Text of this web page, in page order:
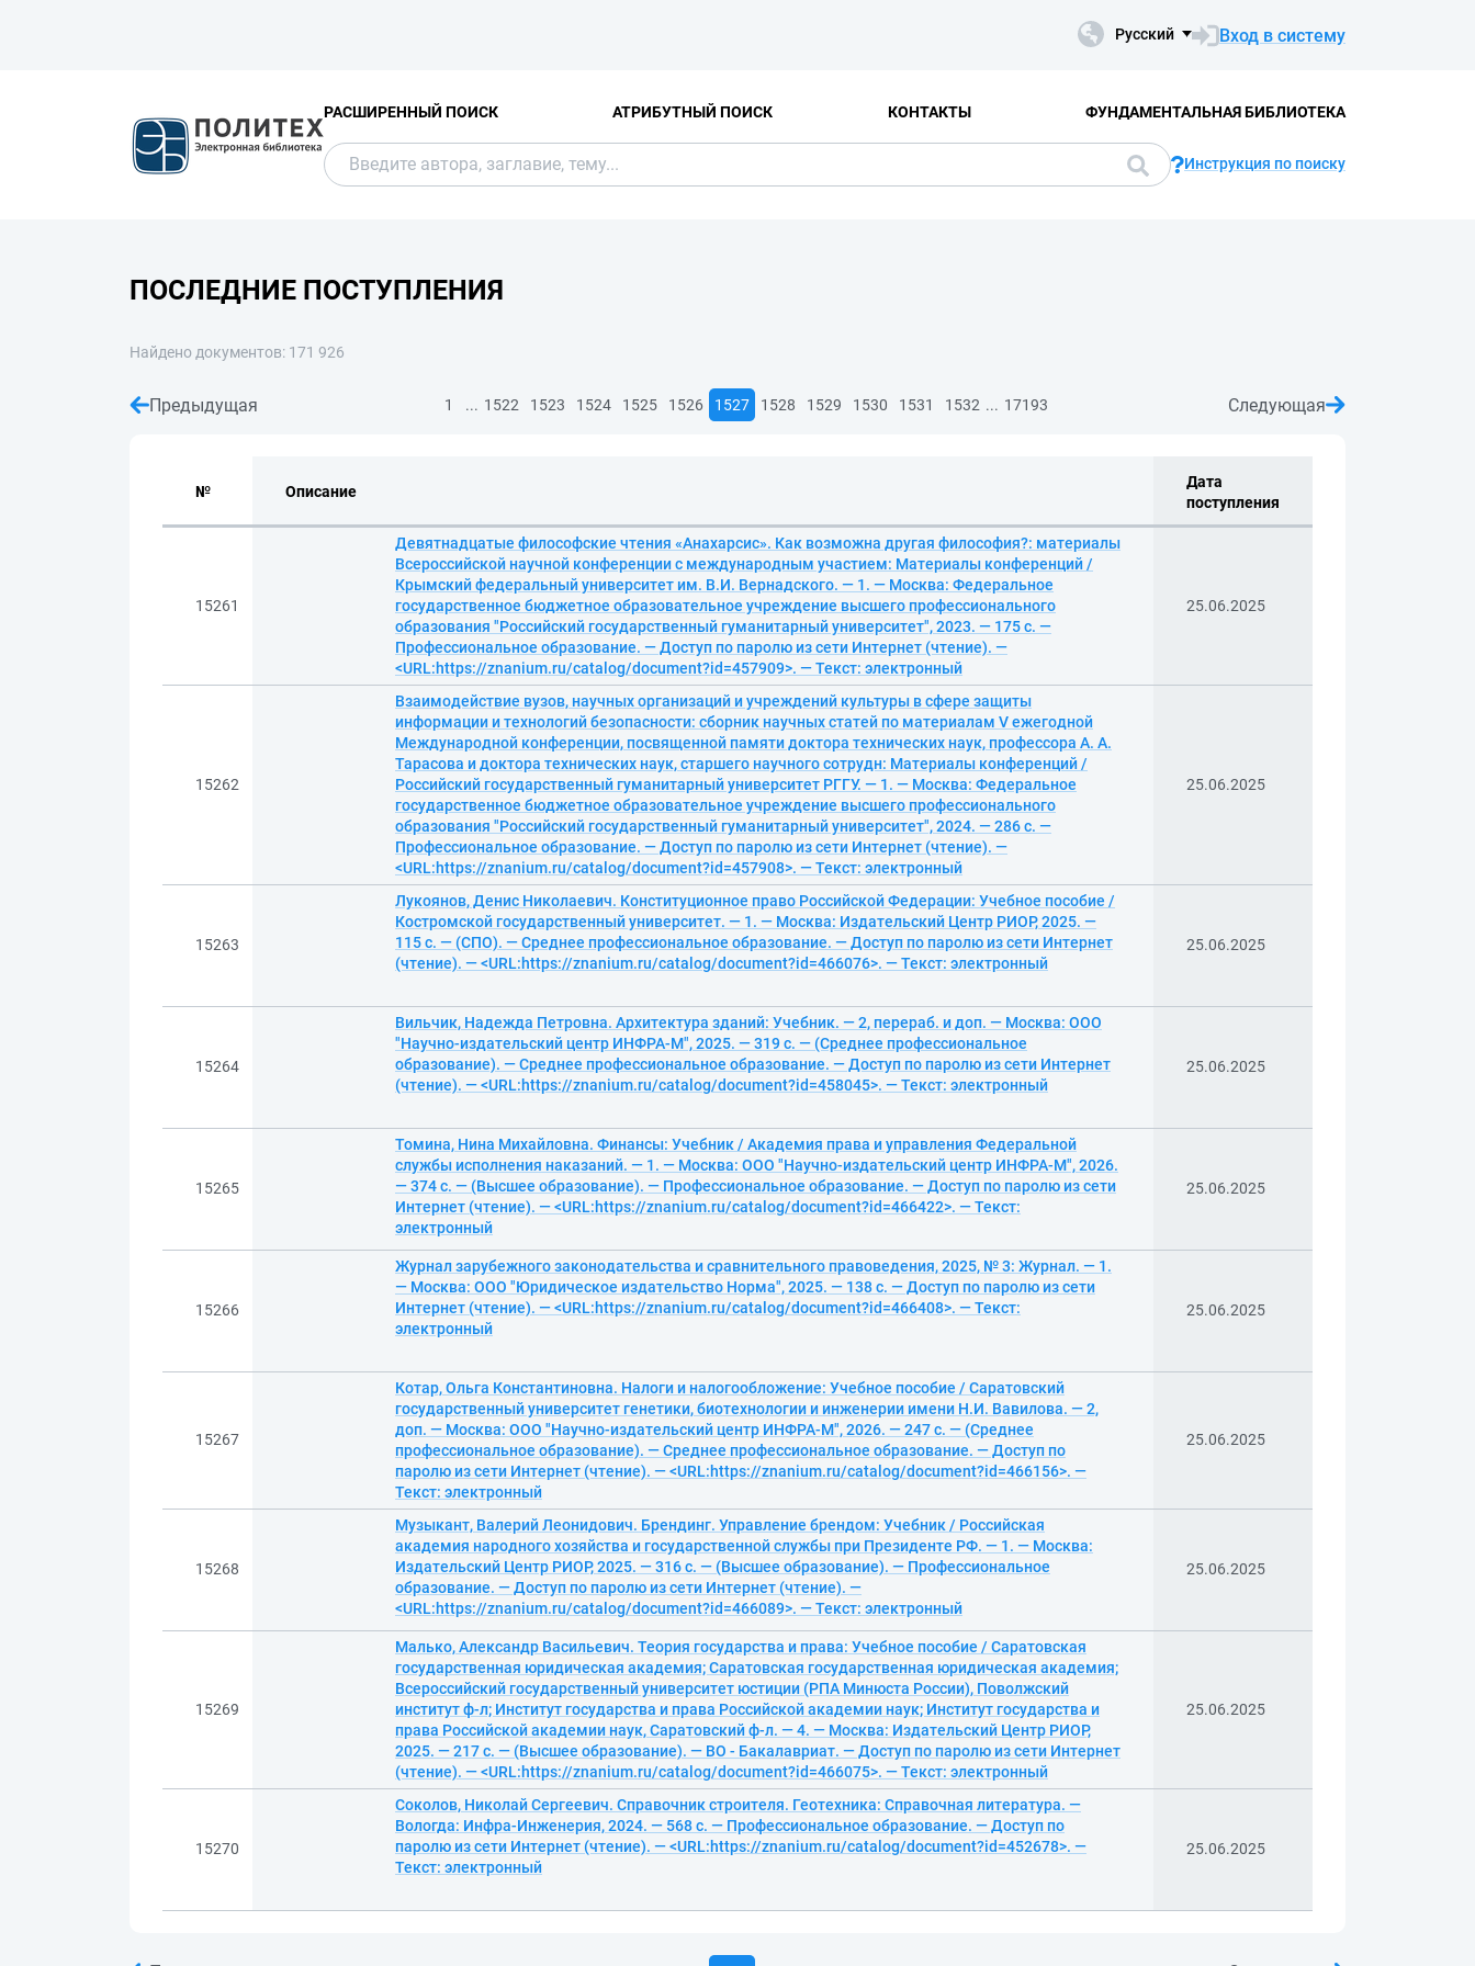
Русский Вход в систему
РАСШИРЕННЫЙ ПОИСК АТРИБУТНЫЙ ПОИСК КОНТАКТЫ ФУНДАМЕНТАЛЬНАЯ БИБЛИОТЕКА
Инструкция по поиску
ПОСЛЕДНИЕ ПОСТУПЛЕНИЯ
Найдено документов: 171 926
Предыдущая 1 ... 1522 1523 1524 1525 1526 1527 1528 1529 1530 1531 1532 ... 17193 Следующая
№ Описание
Дата
поступления
15261
Девятнадцатые философские чтения «Анахарсис». Как возможна другая философия?: материалы
Всероссийской научной конференции с международным участием: Материалы конференций /
Крымский федеральный университет им. В.И. Вернадского. — 1. — Москва: Федеральное
государственное бюджетное образовательное учреждение высшего профессионального
образования "Российский государственный гуманитарный университет", 2023. — 175 с. —
Профессиональное образование. — Доступ по паролю из сети Интернет (чтение). —
<URL:https://znanium.ru/catalog/document?id=457909>. — Текст: электронный
25.06.2025
15262
Взаимодействие вузов, научных организаций и учреждений культуры в сфере защиты
информации и технологий безопасности: сборник научных статей по материалам V ежегодной
Международной конференции, посвященной памяти доктора технических наук, профессора А. А.
Тарасова и доктора технических наук, старшего научного сотрудн: Материалы конференций /
Российский государственный гуманитарный университет РГГУ. — 1. — Москва: Федеральное
государственное бюджетное образовательное учреждение высшего профессионального
образования "Российский государственный гуманитарный университет", 2024. — 286 с. —
Профессиональное образование. — Доступ по паролю из сети Интернет (чтение). —
<URL:https://znanium.ru/catalog/document?id=457908>. — Текст: электронный
25.06.2025
15263
Лукоянов, Денис Николаевич. Конституционное право Российской Федерации: Учебное пособие /
Костромской государственный университет. — 1. — Москва: Издательский Центр РИОР, 2025. —
115 с. — (СПО). — Среднее профессиональное образование. — Доступ по паролю из сети Интернет
(чтение). — <URL:https://znanium.ru/catalog/document?id=466076>. — Текст: электронный
25.06.2025
15264
Вильчик, Надежда Петровна. Архитектура зданий: Учебник. — 2, перераб. и доп. — Москва: ООО
"Научно-издательский центр ИНФРА-М", 2025. — 319 с. — (Среднее профессиональное
образование). — Среднее профессиональное образование. — Доступ по паролю из сети Интернет
(чтение). — <URL:https://znanium.ru/catalog/document?id=458045>. — Текст: электронный
25.06.2025
15265
Томина, Нина Михайловна. Финансы: Учебник / Академия права и управления Федеральной
службы исполнения наказаний. — 1. — Москва: ООО "Научно-издательский центр ИНФРА-М", 2026.
— 374 с. — (Высшее образование). — Профессиональное образование. — Доступ по паролю из сети
Интернет (чтение). — <URL:https://znanium.ru/catalog/document?id=466422>. — Текст:
электронный
25.06.2025
15266
Журнал зарубежного законодательства и сравнительного правоведения, 2025, № 3: Журнал. — 1.
— Москва: ООО "Юридическое издательство Норма", 2025. — 138 с. — Доступ по паролю из сети
Интернет (чтение). — <URL:https://znanium.ru/catalog/document?id=466408>. — Текст:
электронный
25.06.2025
15267
Котар, Ольга Константиновна. Налоги и налогообложение: Учебное пособие / Саратовский
государственный университет генетики, биотехнологии и инженерии имени Н.И. Вавилова. — 2,
доп. — Москва: ООО "Научно-издательский центр ИНФРА-М", 2026. — 247 с. — (Среднее
профессиональное образование). — Среднее профессиональное образование. — Доступ по
паролю из сети Интернет (чтение). — <URL:https://znanium.ru/catalog/document?id=466156>. —
Текст: электронный
25.06.2025
15268
Музыкант, Валерий Леонидович. Брендинг. Управление брендом: Учебник / Российская
академия народного хозяйства и государственной службы при Президенте РФ. — 1. — Москва:
Издательский Центр РИОР, 2025. — 316 с. — (Высшее образование). — Профессиональное
образование. — Доступ по паролю из сети Интернет (чтение). —
<URL:https://znanium.ru/catalog/document?id=466089>. — Текст: электронный
25.06.2025
15269
Малько, Александр Васильевич. Теория государства и права: Учебное пособие / Саратовская
государственная юридическая академия; Саратовская государственная юридическая академия;
Всероссийский государственный университет юстиции (РПА Минюста России), Поволжский
институт ф-л; Институт государства и права Российской академии наук; Институт государства и
права Российской академии наук, Саратовский ф-л. — 4. — Москва: Издательский Центр РИОР,
2025. — 217 с. — (Высшее образование). — ВО - Бакалавриат. — Доступ по паролю из сети Интернет
(чтение). — <URL:https://znanium.ru/catalog/document?id=466075>. — Текст: электронный
25.06.2025
15270
Соколов, Николай Сергеевич. Справочник строителя. Геотехника: Справочная литература. —
Вологда: Инфра-Инженерия, 2024. — 568 с. — Профессиональное образование. — Доступ по
паролю из сети Интернет (чтение). — <URL:https://znanium.ru/catalog/document?id=452678>. —
Текст: электронный
25.06.2025